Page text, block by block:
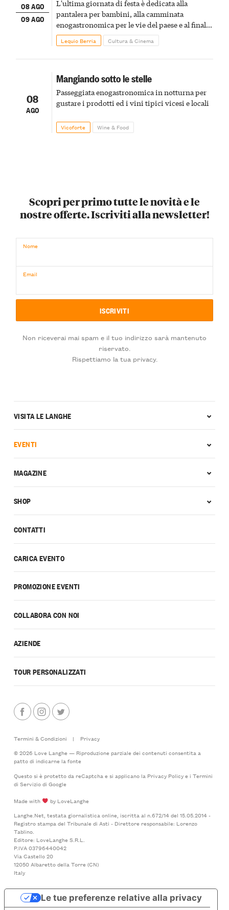
08 AGO
09 AGO
L'ultima giornata di festa è dedicata alla
pantalera per bambini, alla camminata
enogastronomica per le vie del paese e al finale
pirotecnico
Lequio Berria Cultura & Cinema
08
AGO
Mangiando sotto le stelle
Passeggiata enogastronomica in notturna per
gustare i prodotti ed i vini tipici vicesi e locali
Vicoforte Wine & Food
Scopri per primo tutte le novità e le
nostre offerte. Iscriviti alla newsletter!
Nome
Email
Non riceverai mai spam e il tuo indirizzo sarà mantenuto
riservato.
Rispettiamo la tua privacy.
CONTATTI
CARICA EVENTO
PROMOZIONE EVENTI
COLLABORA CON NOI
AZIENDE
TOUR PERSONALIZZATI
VISITA LE LANGHE
EVENTI
MAGAZINE
SHOP
Termini & Condizioni |
Privacy
© 2026 Love Langhe — Riproduzione parziale dei contenuti consentita a
patto di indicarne la fonte
Questo si è protetto da reCaptcha e si applicano la Privacy Policye i Termini
di Serviziodi Google
Made with
by LoveLanghe
Langhe.Net, testata giornalistica online, iscritta al n.672/14 del 15.05.2014 -
Registro stampa del Tribunale di Asti - Direttore responsabile: Lorenzo
Tablino.
Editore: LoveLanghe S.R.L.
P.IVA 03796440042
Via Castello 20
12050 Albaretto della Torre (CN)
Italy
Le tue preferenze relative alla privacy